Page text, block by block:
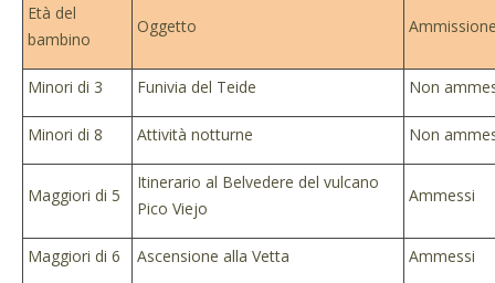
Età del
bambino
Oggetto
Minori di 3 Funivia del Teide Non
Minori di 8 Attività notturne Non
Maggiori di 5
Itinerario al Belvedere del vulcano
Pico Viejo
Ammessi
Maggiori di 6 Ascensione alla Vetta Ammessi